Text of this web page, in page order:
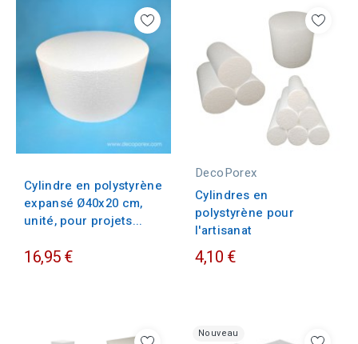
Cylindre en polystyrène
expansé Ø40x20 cm,
unité, pour projets...
16,95 €
DecoPorex
Cylindres en
polystyrène pour
l'artisanat
4,10 €
Nouveau